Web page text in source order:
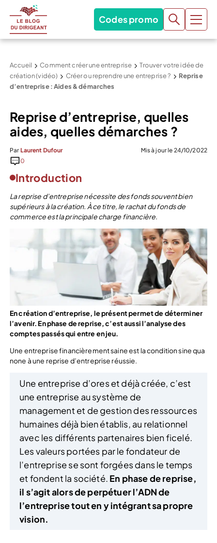
Codes promo
Accueil Comment créer une entreprise
Trouver votre idée de
création (vidéo)
Créer ou reprendre une entreprise ?
Reprise
d’entreprise : Aides & démarches
Reprise d’entreprise, quelles
aides, quelles démarches ?
Par Laurent Dufour
Mis à jour le 24/10/2022
0
Introduction
La reprise d’entreprise nécessite des fonds souvent bien
supérieurs à la création. À ce titre, le rachat du fonds de
commerce est la principale charge financière.
En création d’entreprise, le présent permet de déterminer
l’avenir. En phase de reprise, c’est aussi l’analyse des
comptes passés qui entre en jeu.
Une entreprise financièrement saine est la condition sine qua
none à une reprise d’entreprise réussie.
Une entreprise d’ores et déjà créée, c’est
une entreprise au système de
management et de gestion des ressources
humaines déjà bien établis, au relationnel
avec les différents partenaires bien ficelé.
Les valeurs portées par le fondateur de
l’entreprise se sont forgées dans le temps
et fondent la société. En phase de reprise,
il s’agit alors de perpétuer l’ADN de
l’entreprise tout en y intégrant sa propre
vision.